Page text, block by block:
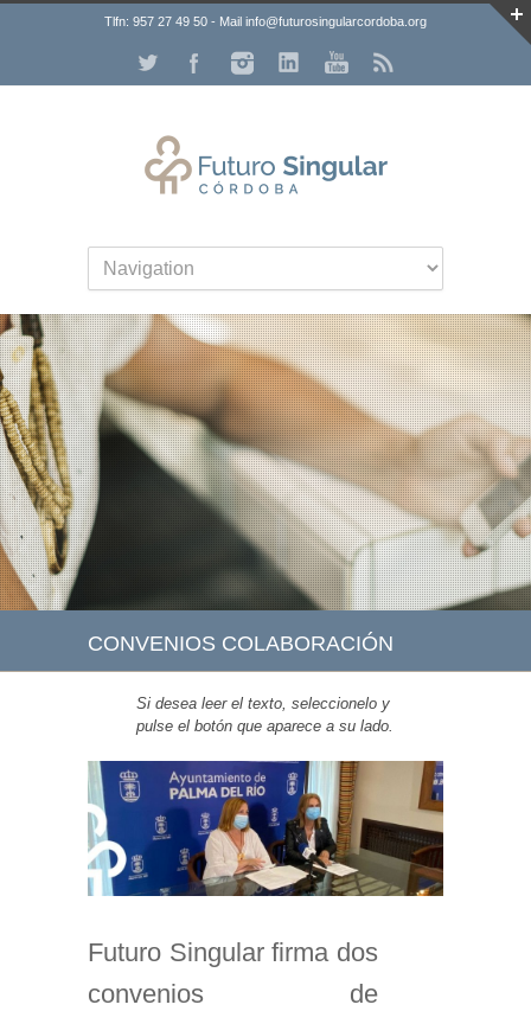
Tlfn: 957 27 49 50 - Mail info@futurosingularcordoba.org
CONVENIOS COLABORACIÓN
Si desea leer el texto, seleccionelo y
pulse el botón que aparece a su lado.
Futuro Singular firma dos
convenios de